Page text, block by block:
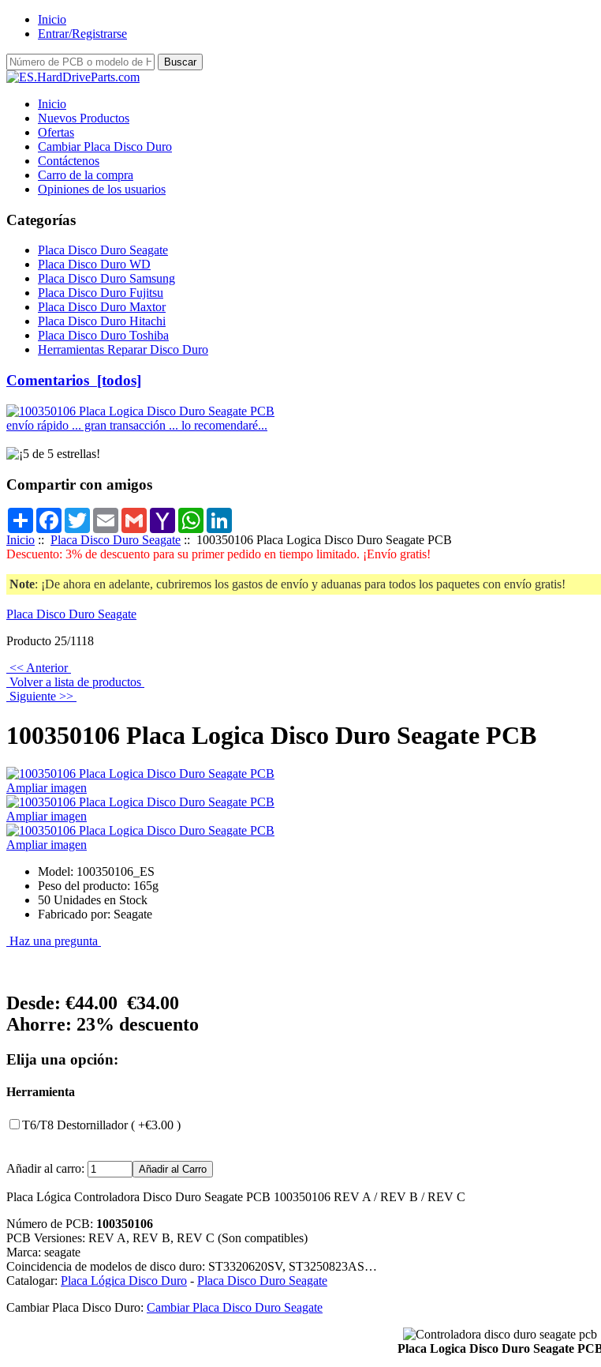
Inicio
Entrar/Registrarse
Inicio
Nuevos Productos
Ofertas
Cambiar Placa Disco Duro
Contáctenos
Carro de la compra
Opiniones de los usuarios
Categorías
Placa Disco Duro Seagate
Placa Disco Duro WD
Placa Disco Duro Samsung
Placa Disco Duro Fujitsu
Placa Disco Duro Maxtor
Placa Disco Duro Hitachi
Placa Disco Duro Toshiba
Herramientas Reparar Disco Duro
Comentarios [todos]
envío rápido ... gran transacción ... lo recomendaré...
Compartir con amigos
Share Facebook
TwitterEmail Gmail Yahoo
Mail
WhatsApp
Inicio :: Placa Disco Duro Seagate :: 100350106 Placa Logica Disco Duro Seagate PCB
Descuento: 3% de descuento para su primer pedido en tiempo limitado. ¡Envío gratis!
Note: ¡De ahora en adelante, cubriremos los gastos de envío y aduanas para todos los paquetes con envío gratis!
Placa Disco Duro Seagate
Producto 25/1118
<< Anterior
Volver a lista de productos
Siguiente >>
100350106 Placa Logica Disco Duro Seagate PCB
Ampliar imagen
Ampliar imagen
Ampliar imagen
Model: 100350106_ES
Peso del producto: 165g
50 Unidades en Stock
Fabricado por: Seagate
Haz una pregunta
Desde: €44.00 €34.00
Ahorre: 23% descuento
Elija una opción:
Herramienta
T6/T8 Destornillador ( +€3.00 )
Añadir al carro:
Placa Lógica Controladora Disco Duro Seagate PCB 100350106 REV A / REV B / REV C
Número de PCB: 100350106
PCB Versiones: REV A, REV B, REV C (Son compatibles)
Marca: seagate
Coincidencia de modelos de disco duro: ST3320620SV, ST3250823AS…
Catalogar: Placa Lógica Disco Duro - Placa Disco Duro Seagate
Cambiar Placa Disco Duro: Cambiar Placa Disco Duro Seagate
Placa Logica Disco Duro Seagate